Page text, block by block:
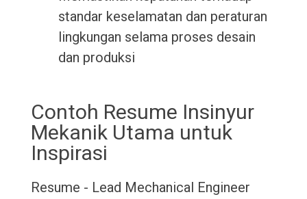
standar keselamatan dan peraturan
lingkungan selama proses desain
dan produksi
Contoh Resume Insinyur
Mekanik Utama untuk
Inspirasi
Resume - Lead Mechanical Engineer